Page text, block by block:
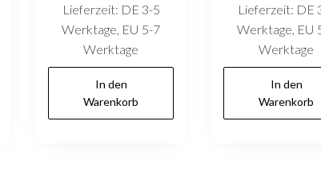
Lieferzeit: DE 3-5
Werktage, EU 5-7
Werktage
In den
Warenkorb
Lieferzeit: DE
Werktage, EU
Werktage
In den
Warenkorb